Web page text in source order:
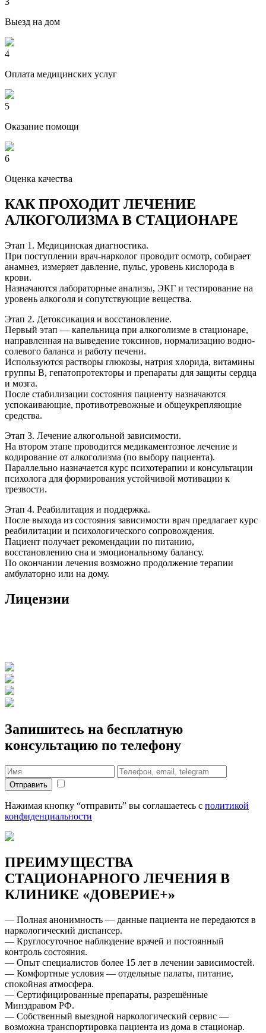
Выезд на дом
4
Оплата медицинских услуг
5
Оказание помощи
6
Оценка качества
КАК ПРОХОДИТ ЛЕЧЕНИЕ
АЛКОГОЛИЗМА В СТАЦИОНАРЕ
Этап 1. Медицинская диагностика.
При поступлении врач-нарколог проводит осмотр, собирает
анамнез, измеряет давление, пульс, уровень кислорода в
крови.
Назначаются лабораторные анализы, ЭКГ и тестирование на
уровень алкоголя и сопутствующие вещества.
Этап 2. Детоксикация и восстановление.
Первый этап — капельница при алкоголизме в стационаре,
направленная на выведение токсинов, нормализацию водно-
солевого баланса и работу печени.
Используются растворы глюкозы, натрия хлорида, витамины
группы B, гепатопротекторы и препараты для защиты сердца
и мозга.
После стабилизации состояния пациенту назначаются
успокаивающие, противотревожные и общеукрепляющие
средства.
Этап 3. Лечение алкогольной зависимости.
На втором этапе проводится медикаментозное лечение и
кодирование от алкоголизма (по выбору пациента).
Параллельно назначается курс психотерапии и консультации
психолога для формирования устойчивой мотивации к
трезвости.
Этап 4. Реабилитация и поддержка.
После выхода из состояния зависимости врач предлагает курс
реабилитации и психологического сопровождения.
Пациент получает рекомендации по питанию,
восстановлению сна и эмоциональному балансу.
По окончании лечения возможно продолжение терапии
амбулаторно или на дому.
Лицензии
Запишитесь на бесплатную
консультацию по телефону
Отправить
Нажимая кнопку “отправить” вы соглашаетесь с политикой
конфиденциальности
ПРЕИМУЩЕСТВА
СТАЦИОНАРНОГО ЛЕЧЕНИЯ В
КЛИНИКЕ «ДОВЕРИЕ+»
— Полная анонимность — данные пациента не передаются в
наркологический диспансер.
— Круглосуточное наблюдение врачей и постоянный
контроль состояния.
— Опыт специалистов более 15 лет в лечении зависимостей.
— Комфортные условия — отдельные палаты, питание,
спокойная атмосфера.
— Сертифицированные препараты, разрешённые
Минздравом РФ.
— Собственный выездной наркологический сервис —
возможна транспортировка пациента из дома в стационар.